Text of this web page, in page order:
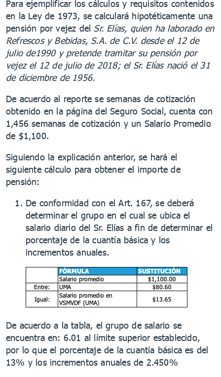
Para ejemplificar los cálculos y requisitos contenidos
en la Ley de 1973, se calculará hipotéticamente una
pensión por vejez del Sr. Elías, quien ha laborado en
Refrescos y Bebidas, S.A. de C.V. desde el 12 de
julio de1990 y pretende tramitar su pensión por
vejez el 12 de julio de 2018; el Sr. Elías nació el 31
de diciembre de 1956.
De acuerdo al reporte se semanas de cotización
obtenido en la página del Seguro Social, cuenta con
1,456 semanas de cotización y un Salario Promedio
de $1,100.
Siguiendo la explicación anterior, se hará el
siguiente cálculo para obtener el importe de
pensión:
De conformidad con el Art. 167, se deberá
determinar el grupo en el cual se ubica el
salario diario del Sr. Elías a fin de determinar el
porcentaje de la cuantía básica y los
incrementos anuales.
De acuerdo a la tabla, el grupo de salario se
encuentra en: 6.01 al límite superior establecido,
por lo que el porcentaje de la cuantía básica es del
13% y los incrementos anuales de 2.450%